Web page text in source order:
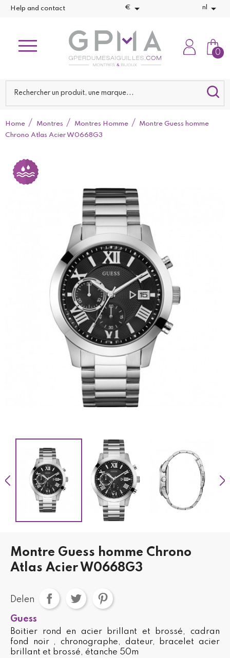
Help and contact €  nl 
0
Home Montres Montres Homme
Montre Guess homme
Chrono Atlas Acier W0668G3
Montre Guess homme Chrono
Atlas Acier W0668G3
Delen
Guess
Boitier rond en acier brillant et brossé, cadran
fond noir , chronographe, dateur, bracelet acier
brillant et brossé, étanche 50m